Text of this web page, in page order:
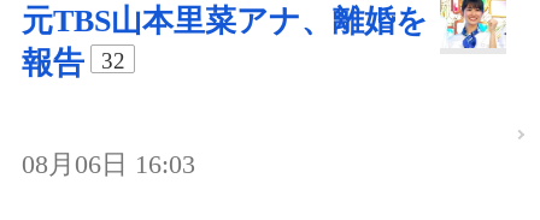
元TBS山本里菜アナ、離婚を
報告
32
08月06日 16:03